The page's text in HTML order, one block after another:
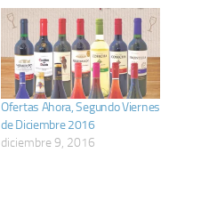
Ofertas Ahora, Segundo Viernes
de Diciembre 2016
diciembre 9, 2016